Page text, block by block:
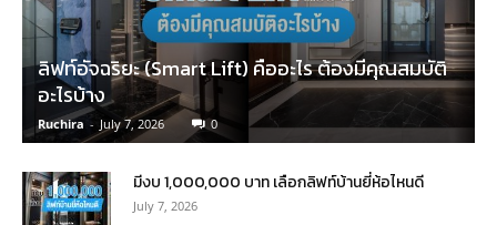
ลิฟท์อัจฉริยะ (Smart Lift) คืออะไร ต้องมีคุณสมบัติ
อะไรบ้าง
Ruchira - July 7, 2026 0
มีงบ 1,000,000 บาท เลือกลิฟท์บ้านยี่ห้อไหนดี
July 7, 2026